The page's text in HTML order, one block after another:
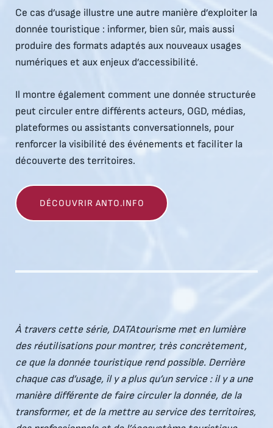
Ce cas d’usage illustre une autre manière d’exploiter la
donnée touristique : informer, bien sûr, mais aussi
produire des formats adaptés aux nouveaux usages
numériques et aux enjeux d’accessibilité.
Il montre également comment une donnée structurée
peut circuler entre différents acteurs, OGD, médias,
plateformes ou assistants conversationnels, pour
renforcer la visibilité des événements et faciliter la
découverte des territoires.
DÉCOUVRIR ANTO.INFO
À travers cette série, DATAtourisme met en lumière
des réutilisations pour montrer, très concrètement,
ce que la donnée touristique rend possible. Derrière
chaque cas d’usage, il y a plus qu’un service : il y a une
manière différente de faire circuler la donnée, de la
transformer, et de la mettre au service des territoires,